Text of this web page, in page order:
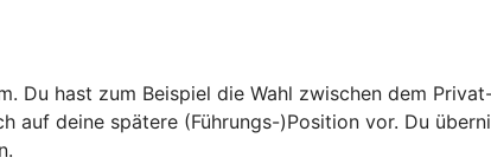
Du hast zum Beispiel die Wahl zwischen dem
auf deine spätere (Führungs-)Position vor. Du